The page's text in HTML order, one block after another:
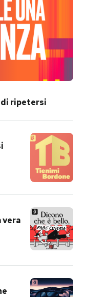
ripetersi
vera